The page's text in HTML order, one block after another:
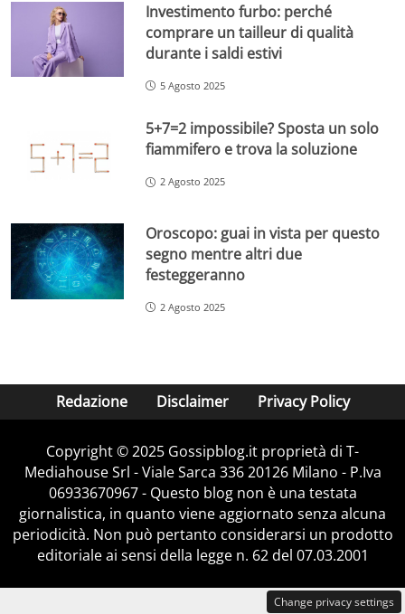
Investimento furbo: perché
comprare un tailleur di qualità
durante i saldi estivi
5 Agosto 2025
5+7=2 impossibile? Sposta un solo
fiammifero e trova la soluzione
2 Agosto 2025
Oroscopo: guai in vista per questo
segno mentre altri due
festeggeranno
2 Agosto 2025
Redazione Disclaimer Privacy Policy
Copyright © 2025 Gossipblog.it proprietà di T-
Mediahouse Srl - Viale Sarca 336 20126 Milano - P.Iva
06933670967 - Questo blog non è una testata
giornalistica, in quanto viene aggiornato senza alcuna
periodicità. Non può pertanto considerarsi un prodotto
editoriale ai sensi della legge n. 62 del 07.03.2001
Change privacy settings